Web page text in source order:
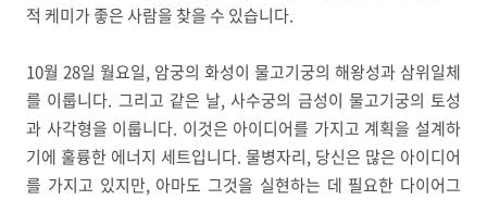
적 케미가 좋은 사람을 찾을 수 있습니다.
10월 28일 월요일, 암궁의 화성이 물고기궁의 해왕성과 삼위일체
를 이룹니다. 그리고 같은 날, 사수궁의 금성이 물고기궁의 토성
과 사각형을 이룹니다. 이것은 아이디어를 가지고 계획을 설계하
기에 훌륭한 에너지 세트입니다. 물병자리, 당신은 많은 아이디어
를 가지고 있지만, 아마도 그것을 실현하는 데 필요한 다이어그